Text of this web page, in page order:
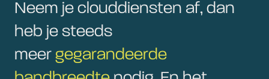
Neem je clouddiensten af, dan
heb je steeds
meer gegarandeerde